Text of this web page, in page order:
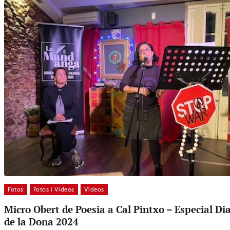
Fotos Fotos i Videos Vídeos
Micro Obert de Poesia a Cal Pintxo – Especial
de la Dona 2024